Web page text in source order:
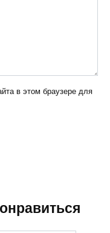
в этом браузере для